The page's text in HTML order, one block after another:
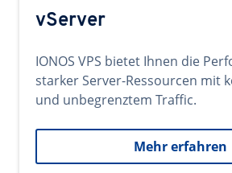
vServer
IONOS VPS bietet Ihnen die
starker Server-Ressourcen mit
und unbegrenztem Traffic.
Mehr erfahren